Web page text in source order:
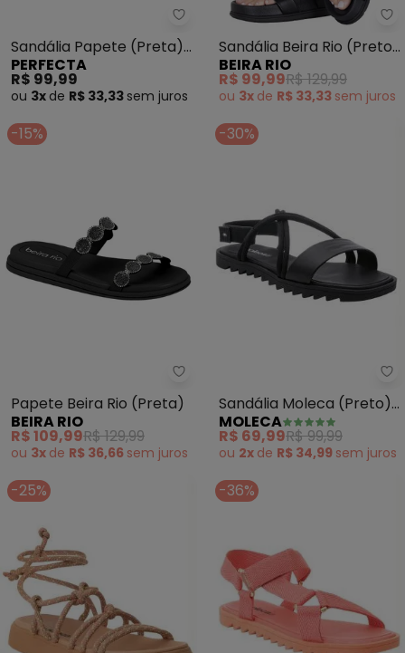
Perfecta - Sandália Papete
Sandália Papete (Preta)
em Tecido
PERFECTA
R$ 99,99
ou 3x de R$ 33,33 sem juros
Sandália Beira Rio (Preto)
em Sintético
BEIRA RIO
R$ 99,99R$ 129,99
ou 3x de R$ 33,33 sem juros
-15%
Beira Rio - Papete Beira Rio
Papete Beira Rio (Preta)
BEIRA RIO
R$ 109,99R$ 129,99
ou 3x de R$ 36,66 sem juros
-30%
Sandália Moleca (Preto)
em Sintético
MOLECA
R$ 69,99R$ 99,99
ou 2x de R$ 34,99 sem juros
-25% -36%